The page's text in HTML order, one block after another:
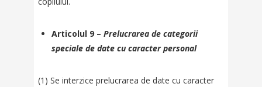
Articolul 9 –Prelucrarea de categorii
speciale de date cu caracter personal
(1) Se interzice prelucrarea de date cu caracter